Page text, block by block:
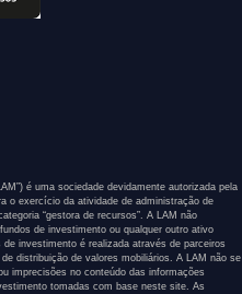
é uma sociedade devidamente autorizada pela
o exercício da atividade de administração de
“gestora de recursos”. A LAM não
de investimento ou qualquer outro ativo
investimento é realizada através de parceiros
distribuição de valores mobiliários. A LAM não se
imprecisões no conteúdo das informações
tomadas com base neste site. As